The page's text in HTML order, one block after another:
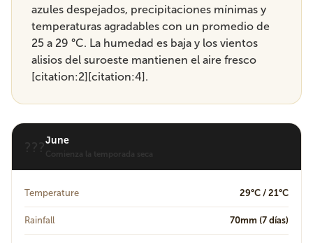
azules despejados, precipitaciones mínimas y
temperaturas agradables con un promedio de
25 a 29 °C. La humedad es baja y los vientos
alisios del suroeste mantienen el aire fresco
[citation:2][citation:4].
??? June
Comienza la temporada seca
Temperature 29°C / 21°C
Rainfall 70mm (7 días)